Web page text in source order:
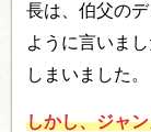
長は、伯父の
ように言いま
しまいました。
しかし、ジャ